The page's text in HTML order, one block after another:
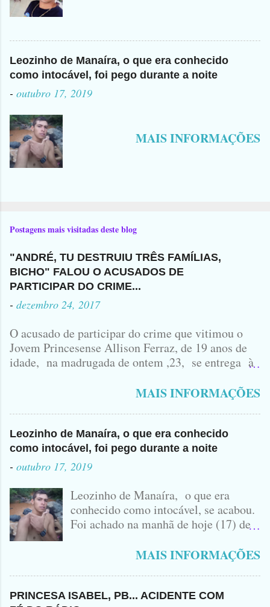
Leozinho de Manaíra, o que era conhecido
como intocável, foi pego durante a noite
- outubro 17, 2019
MAIS INFORMAÇÕES
Postagens mais visitadas deste blog
"ANDRÉ, TU DESTRUIU TRÊS FAMÍLIAS,
BICHO" FALOU O ACUSADOS DE
PARTICIPAR DO CRIME...
- dezembro 24, 2017
O acusado de participar do crime que vitimou o
Jovem Princesense Allison Ferraz, de 19 anos de
idade, na madrugada de ontem ,23, se entrega à
vulgo ( CORRÓ ) falou como tudo aconteceu ...
MAIS INFORMAÇÕES
Leozinho de Manaíra, o que era conhecido
como intocável, foi pego durante a noite
- outubro 17, 2019
Leozinho de Manaíra, o que era
conhecido como intocável, se acabou.
Foi achado na manhã de hoje (17) de
no Sertão da Paraíba, o Lendário
Leozinho . Segundo informações , o
Criminoso Leonardo, 22 anos, foi
atingido com disparo de calibre 12. O
MAIS INFORMAÇÕES
PRINCESA ISABEL, PB... ACIDENTE COM